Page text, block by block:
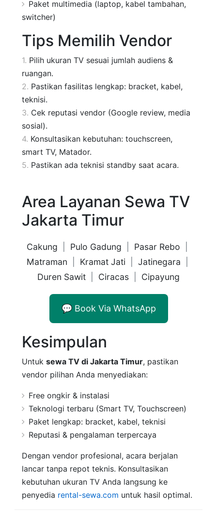
Paket multimedia (laptop, kabel tambahan,
switcher)
Tips Memilih Vendor
Pilih ukuran TV sesuai jumlah audiens &
ruangan.
Pastikan fasilitas lengkap: bracket, kabel,
teknisi.
Cek reputasi vendor (Google review, media
sosial).
Konsultasikan kebutuhan: touchscreen,
smart TV, Matador.
Pastikan ada teknisi standby saat acara.
Area Layanan Sewa TV
Jakarta Timur
Cakung Pulo Gadung Pasar Rebo
Matraman
Kramat Jati Jatinegara
Duren Sawit
Ciracas Cipayung
💬 Book Via WhatsApp
Kesimpulan
Untuk sewa TV di Jakarta Timur, pastikan
vendor pilihan Anda menyediakan:
Free ongkir & instalasi
Teknologi terbaru (Smart TV, Touchscreen)
Paket lengkap: bracket, kabel, teknisi
Reputasi & pengalaman terpercaya
Dengan vendor profesional, acara berjalan
lancar tanpa repot teknis. Konsultasikan
kebutuhan ukuran TV Anda langsung ke
penyedia rental-sewa.com untuk hasil optimal.